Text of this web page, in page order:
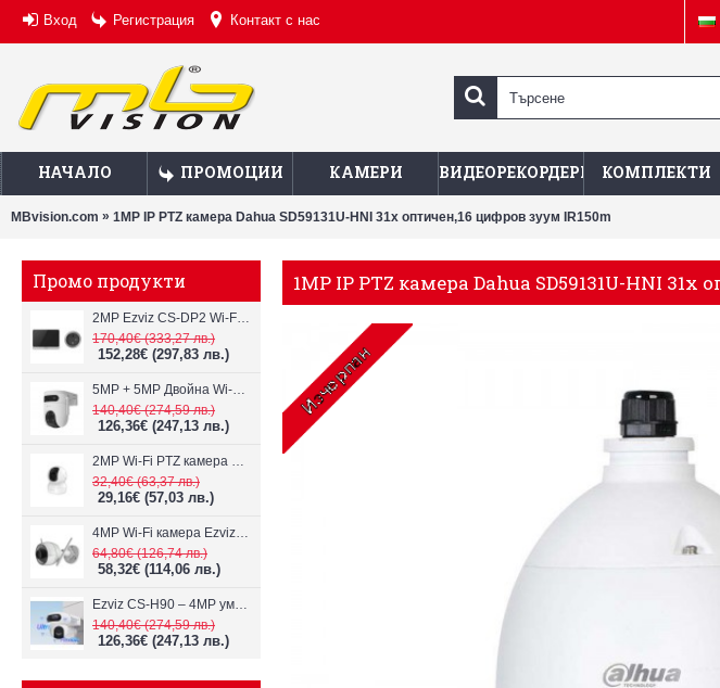
Вход Регистрация Контакт с нас
НАЧАЛО ПРОМОЦИИ КАМЕРИ ВИДЕОРЕКОРДЕРИ КОМПЛЕКТИ
MBvision.com » 1MP IP PTZ камера Dahua SD59131U-HNI 31x оптичен,16 цифров зуум IR150m
Промо продукти
2MP Ezviz CS-DP2 Wi-Fi видеодомофон
170,40€(333,27 лв.)
152,28€ (297,83 лв.)
5MP + 5MP Двойна Wi-Fi IP камера с два обектива Ezviz CS-H9c
140,40€(274,59 лв.)
126,36€ (247,13 лв.)
2MP Wi-Fi PTZ камерa с микрофон и говорител Ezviz CS-TY1
32,40€(63,37 лв.)
29,16€ (57,03 лв.)
4MP Wi-Fi камерa Ezviz CS-H3c с микрофон и говорител
64,80€(126,74 лв.)
58,32€ (114,06 лв.)
Ezviz CS-H90 – 4MP умна Wi-Fi камера, два обектива и цветен нощен
140,40€(274,59 лв.)
126,36€ (247,13 лв.)
1MP IP PTZ камера Dahua SD59131U-HNI